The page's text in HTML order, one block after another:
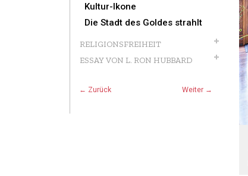
Kultur-Ikone
Die Stadt des Goldes strahlt
RELIGIONSFREIHEIT
ESSAY VON L. RON HUBBARD
← Zurück Weiter →